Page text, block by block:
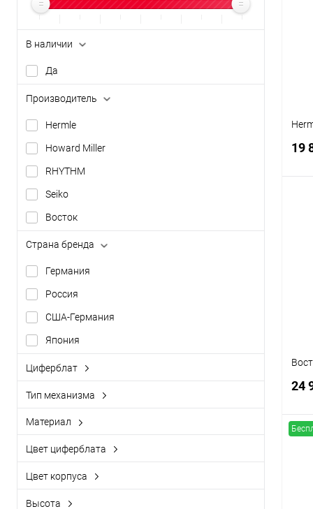
В наличии
Да
Производитель
Hermle
Howard Miller
RHYTHM
Seiko
Восток
Страна бренда
Германия
Россия
США-Германия
Япония
Циферблат
арабский
с индексами
Тип механизма
кварцевый
механический
Материал
алюминий
дерево
латунь
металл
Цвет циферблата
бежевый
Цвет корпуса
бежевый
Высота
19
24